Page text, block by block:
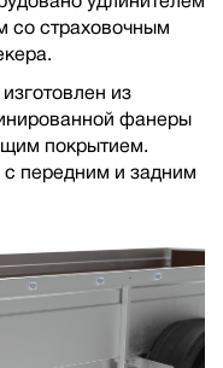
со страховочным
из
фанеры
покрытием.
передним и задним